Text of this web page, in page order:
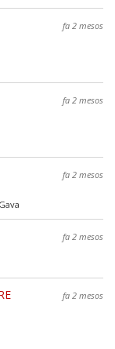
fa 2 mesos
fa 2 mesos
fa 2 mesos
fa 2 mesos
fa 2 mesos